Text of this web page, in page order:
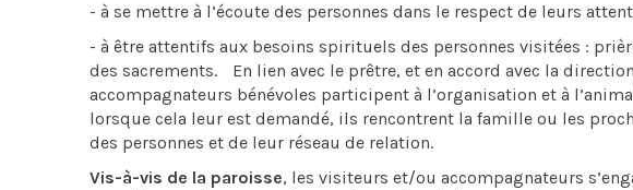
- à se mettre à l’écoute des personnes dans le respect de leurs
- à être attentifs aux besoins spirituels des personnes visitées :
des sacrements. En lien avec le prêtre, et en accord avec la
accompagnateurs bénévoles participent à l’organisation et à
lorsque cela leur est demandé, ils rencontrent la famille ou les
des personnes et de leur réseau de relation.
Vis-à-vis de la paroisse, les visiteurs et/ou accompagnateurs